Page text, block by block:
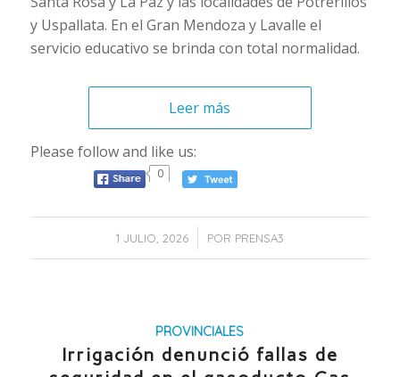
y Uspallata. En el Gran Mendoza y Lavalle el
servicio educativo se brinda con total normalidad.
Leer más
Please follow and like us:
0
1 JULIO, 2026 POR PRENSA3
PROVINCIALES
Irrigación denunció fallas de